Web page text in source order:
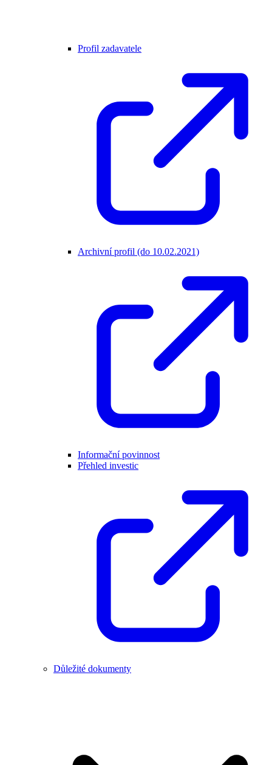
Profil zadavatele
Archivní profil (do 10.02.2021)
Informační povinnost
Přehled investic
Důležité dokumenty